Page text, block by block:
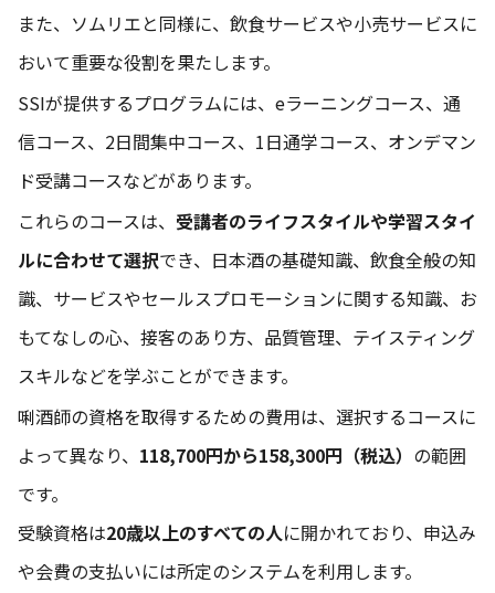
また、ソムリエと同様に、飲食サービスや小売サービスに
おいて重要な役割を果たします。
SSIが提供するプログラムには、eラーニングコース、通
信コース、2日間集中コース、1日通学コース、オンデマン
ド受講コースなどがあります。
これらのコースは、 受講者のライフスタイルや学習スタイ
ルに合わせて選択でき、日本酒の基礎知識、飲食全般の知
識、サービスやセールスプロモーションに関する知識、お
もてなしの心、接客のあり方、品質管理、テイスティング
スキルなどを学ぶことができます。
唎酒師の資格を取得するための費用は、選択するコースに
よって異なり、 118,700円から158,300円（税込） の範囲
です。
受験資格は20歳以上のすべての人に開かれており、申込み
や会費の支払いには所定のシステムを利用します。